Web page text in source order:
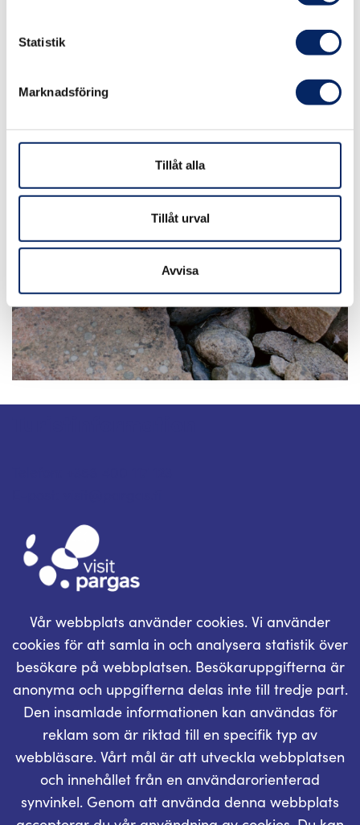
Statistik
Marknadsföring
Tillåt alla
Tillåt urval
Avvisa
Gårdsbodar
Vår webbplats använder cookies. Vi använder
cookies för att samla in och analysera statistik över
besökare på webbplatsen. Besökaruppgifterna är
anonyma och uppgifterna delas inte till tredje part.
Den insamlade informationen kan användas för
reklam som är riktad till en specifik typ av
webbläsare. Vårt mål är att utveckla webbplatsen
och innehållet från en användarorienterad
synvinkel. Genom att använda denna webbplats